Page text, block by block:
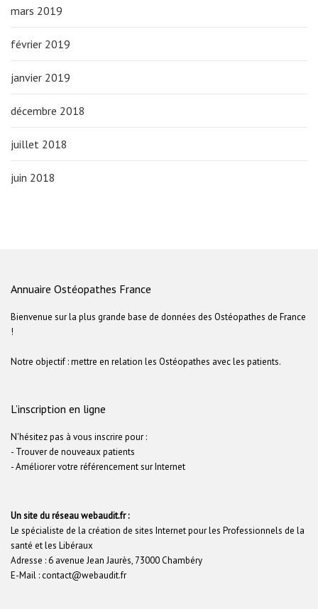
mars 2019
février 2019
janvier 2019
décembre 2018
juillet 2018
juin 2018
Annuaire Ostéopathes France
Bienvenue sur la plus grande base de données des Ostéopathes de France
!
Notre objectif : mettre en relation les Ostéopathes avec les patients.
L’inscription en ligne
N'hésitez pas à vous inscrire pour :
- Trouver de nouveaux patients
- Améliorer votre référencement sur Internet
Un site du réseau webaudit.fr :
Le spécialiste de la création de sites Internet pour les Professionnels de la
santé et les Libéraux
Adresse : 6 avenue Jean Jaurès, 73000 Chambéry
E-Mail : contact@webaudit.fr